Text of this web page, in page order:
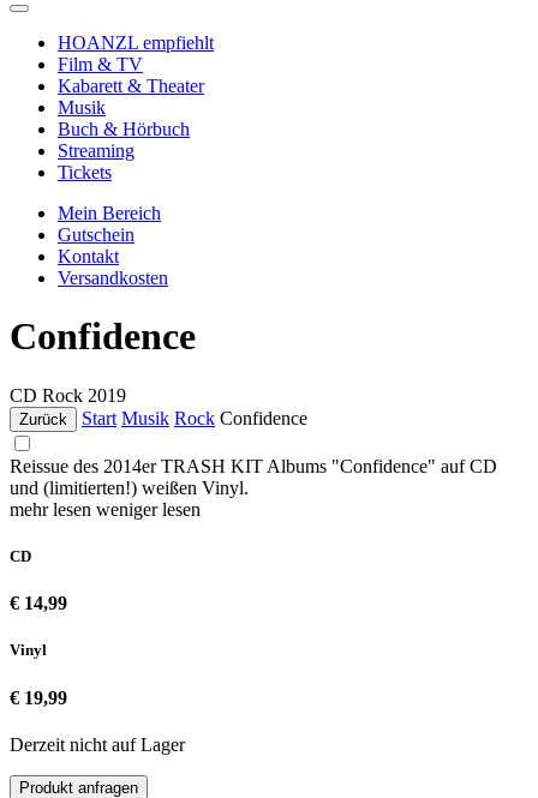
HOANZL empfiehlt
Film & TV
Kabarett & Theater
Musik
Buch & Hörbuch
Streaming
Tickets
Mein Bereich
Gutschein
Kontakt
Versandkosten
Confidence
CD Rock 2019
Zurück Start Musik Rock Confidence
Reissue des 2014er TRASH KIT Albums "Confidence" auf CD
und (limitierten!) weißen Vinyl.
mehr lesen weniger lesen
CD
€ 14,99
Vinyl
€ 19,99
Derzeit nicht auf Lager
Produkt anfragen